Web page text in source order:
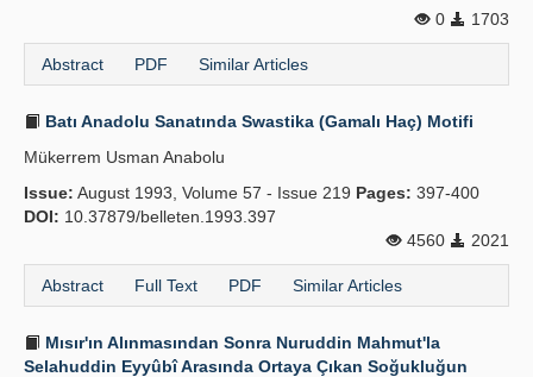
0
1703
Abstract PDF Similar Articles
Batı Anadolu Sanatında Swastika (Gamalı Haç) Motifi
Mükerrem Usman Anabolu
Issue: August 1993, Volume 57 - Issue 219 Pages: 397-400
DOI: 10.37879/belleten.1993.397
4560
2021
Abstract Full Text PDF Similar Articles
Mısır'ın Alınmasından Sonra Nuruddin Mahmut'la
Selahuddin Eyyûbî Arasında Ortaya Çıkan Soğukluğun